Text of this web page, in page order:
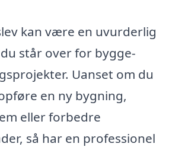
kan være en uvurderlig
står over for bygge-
Uanset om du
en ny bygning,
eller forbedre
så har en professionel